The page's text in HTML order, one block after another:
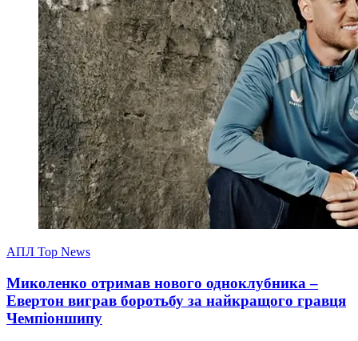
АПЛ Top News
Миколенко отримав нового одноклубника –
Евертон виграв боротьбу за найкращого гравця
Чемпіоншипу